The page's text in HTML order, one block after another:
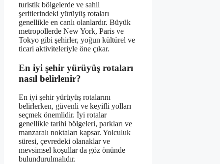
turistik bölgelerde ve sahil
şeritlerindeki yürüyüş rotaları
genellikle en canlı olanlardır. Büyük
metropollerde New York, Paris ve
Tokyo gibi şehirler, yoğun kültürel ve
ticari aktiviteleriyle öne çıkar.
En iyi şehir yürüyüş rotaları
nasıl belirlenir?
En iyi şehir yürüyüş rotalarını
belirlerken, güvenli ve keyifli yolları
seçmek önemlidir. İyi rotalar
genellikle tarihi bölgeleri, parkları ve
manzaralı noktaları kapsar. Yolculuk
süresi, çevredeki olanaklar ve
mevsimsel koşullar da göz önünde
bulundurulmalıdır.